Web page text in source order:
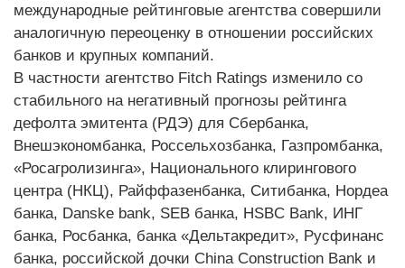
международные рейтинговые агентства совершили
аналогичную переоценку в отношении российских
банков и крупных компаний.
В частности агентство Fitch Ratings изменило со
стабильного на негативный прогнозы рейтинга
дефолта эмитента (РДЭ) для Сбербанка,
Внешэкономбанка, Россельхозбанка, Газпромбанка,
«Росагролизинга», Национального клирингового
центра (НКЦ), Райффазенбанка, Ситибанка, Нордеа
банка, Danske bank, SEB банка, HSBC Bank, ИНГ
банка, Росбанка, банка «Дельтакредит», Русфинанс
банка, российской дочки China Construction Bank и